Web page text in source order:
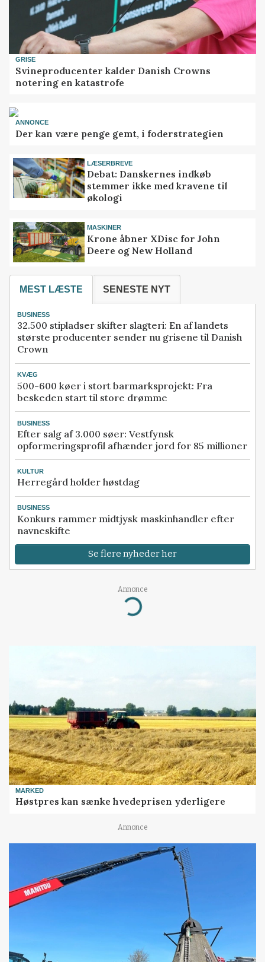
GRISE
Svineproducenter kalder Danish Crowns
notering en katastrofe
ANNONCE
Der kan være penge gemt, i foderstrategien
LÆSERBREVE
Debat: Danskernes indkøb
stemmer ikke med kravene til
økologi
MASKINER
Krone åbner XDisc for John
Deere og New Holland
MEST LÆSTE SENESTE NYT
BUSINESS
32.500 stipladser skifter slagteri: En af landets
største producenter sender nu grisene til Danish
Crown
KVÆG
500-600 køer i stort barmarksprojekt: Fra
beskeden start til store drømme
BUSINESS
Efter salg af 3.000 søer: Vestfynsk
opformeringsprofil afhænder jord for 85 millioner
KULTUR
Herregård holder høstdag
BUSINESS
Konkurs rammer midtjysk maskinhandler efter
navneskifte
Se flere nyheder her
Annonce
Loading...
MARKED
Høstpres kan sænke hvedeprisen yderligere
Annonce